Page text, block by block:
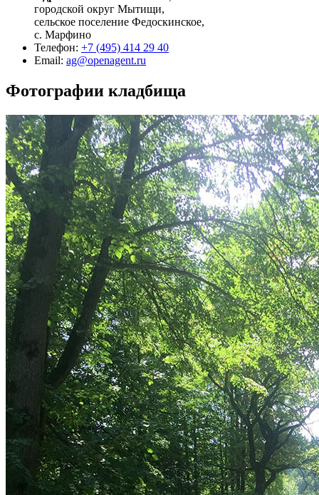
городской округ Мытищи,
сельское поселение Федоскинское,
с. Марфино
Телефон: +7 (495) 414 29 40
Email: ag@openagent.ru
Фотографии кладбища